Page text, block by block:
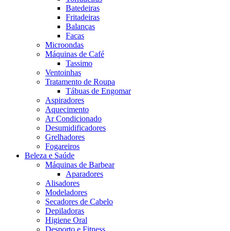
Batedeiras
Fritadeiras
Balanças
Facas
Microondas
Máquinas de Café
Tassimo
Ventoinhas
Tratamento de Roupa
Tábuas de Engomar
Aspiradores
Aquecimento
Ar Condicionado
Desumidificadores
Grelhadores
Fogareiros
Beleza e Saúde
Máquinas de Barbear
Aparadores
Alisadores
Modeladores
Secadores de Cabelo
Depiladoras
Higiene Oral
Desporto e Fitness